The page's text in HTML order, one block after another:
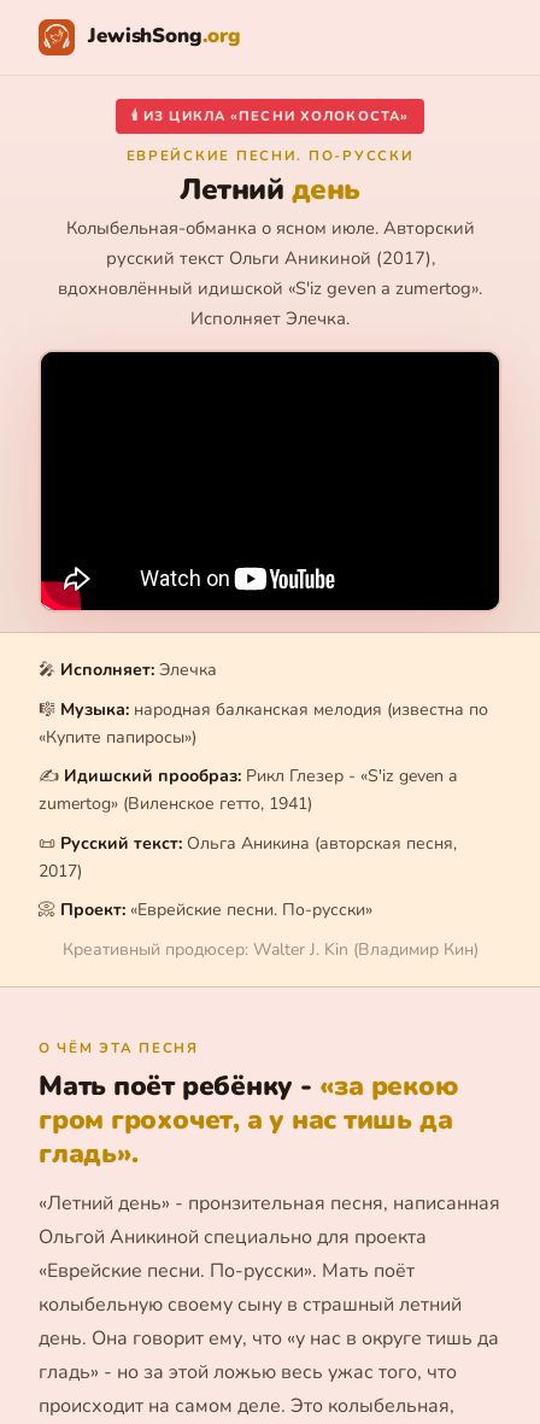
JewishSong.org
🕯️ ИЗ ЦИКЛА «ПЕСНИ ХОЛОКОСТА»
ЕВРЕЙСКИЕ ПЕСНИ. ПО-РУССКИ
Летний день
Колыбельная-обманка о ясном июле. Авторский
русский текст Ольги Аникиной (2017),
вдохновлённый идишской «S'iz geven a zumertog».
Исполняет Элечка.
🎤 Исполняет: Элечка
🎼 Музыка: народная балканская мелодия (известна по
«Купите папиросы»)
✍️ Идишский прообраз: Рикл Глезер - «S'iz geven a
zumertog» (Виленское гетто, 1941)
📜 Русский текст: Ольга Аникина (авторская песня,
2017)
📀 Проект: «Еврейские песни. По-русски»
Креативный продюсер: Walter J. Kin (Владимир Кин)
О ЧЁМ ЭТА ПЕСНЯ
Мать поёт ребёнку - «за рекою
гром грохочет, а у нас тишь да
гладь».
«Летний день» - пронзительная песня, написанная
Ольгой Аникиной специально для проекта
«Еврейские песни. По-русски». Мать поёт
колыбельную своему сыну в страшный летний
день. Она говорит ему, что «у нас в округе тишь да
гладь» - но за этой ложью весь ужас того, что
происходит на самом деле. Это колыбельная,